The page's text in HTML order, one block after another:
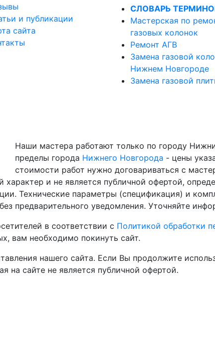
и публикации
сайта
СЛОВАРЬ
Мастерская по
газовых колонок
Ремонт АГВ
Замена газовой
Нижнем Новгороде
Замена газовой
Наши мастера работают только по городу
пределы города Нижнего Новгорода - цены
стоимости работ нужно договариваться с
характер и не является публичной офертой,
Технические параметры (спецификация) и
предварительного уведомления. Уточняйте
в соответствии с Политикой обработки
вам необходимо покинуть сайт.
нашего сайта. Если Вы продолжите
на сайте не является публичной офертой.